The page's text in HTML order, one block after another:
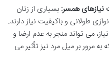
همسر: بسیاری از زنان
طولانی و باکیفیت نیاز دارند.
می تواند منجر به عدم ارضا و
مرور بر میل مرد نیز تأثیر می